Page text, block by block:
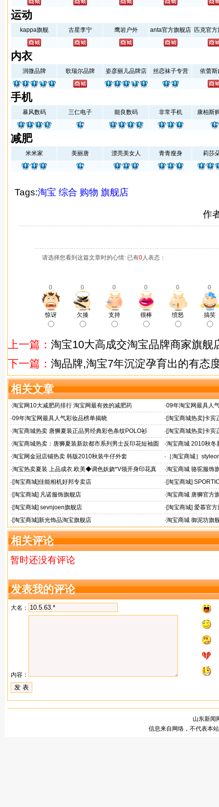
运动
kappa旗舰 古星李宁 鹰岩户外 anta官方旗舰店 匹克官
内衣
润微品牌 歌瑞尔品牌 姿彦丽儿品牌店 丝恋袜子专营 依蕾斯
手机
暴风数码 三仁电子 能良数码 非常手机 康柏斯
减肥
米米家 美丽唐 漂亮美女人 青青瘦身 莉莎
Tags:淘宝 综合 购物 旗舰店
作
请选择您看到这篇文章时的心情: 已有0人表态：
0 0 0 0 0 0
惊讶 欠揍 支持 很棒 愤怒 搞笑
上一篇： 淘宝10大高成交淘宝品牌商家旗舰
下一篇： 淘品牌,淘宝7年沉淀孕育出的有态
相关文章
·淘宝网10大减肥药排行 淘宝网最有效的减肥药 ·09年淘宝网最具人
·09年淘宝网最具人气彩妆品榜单揭晓 ·[淘宝商城热卖]卡
0203004原269
·淘宝商城热卖 唐狮夏装正品男经典彩色条纹POLO衫 ·[淘宝商城热卖]卡宾
30303005
·淘宝商城热卖：唐狮夏装新款都市系列男士反印花短袖圆
领T恤
·淘宝商城 2010秋冬
高领毛衣加厚
·淘宝网金冠店铺热卖 韩版2010秋装牛仔外套 · ［淘宝商城］
百搭小开衫189/配胸
·淘宝热卖夏装 上品成衣.欧美◆调色妖娆*V领开身印花真
丝连衣裙
·淘宝商城 骆驼服饰
·[淘宝商城]佳能相机好邦专卖店 ·[淘宝商城]
·[淘宝商城] 凡诺服饰旗舰店 ·淘宝商城 唐狮官方
·[淘宝商城] sevnjoen旗舰店 ·[淘宝商城] 爱慕官
·[淘宝商城]新光饰品淘宝旗舰店 ·淘宝商城 御泥坊旗
相关评论
暂时还没有评论
发表我的评论
大名：
内容：
山东新闻
信息来自网络，不代表本